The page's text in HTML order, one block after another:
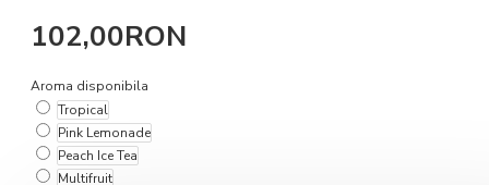
102,00RON
Aroma disponibila
Tropical
Pink Lemonade
Peach Ice Tea
Multifruit